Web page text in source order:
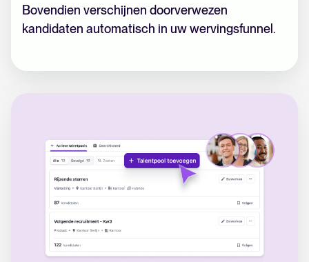
Bovendien verschijnen doorverwezen
kandidaten automatisch in uw wervingsfunnel.